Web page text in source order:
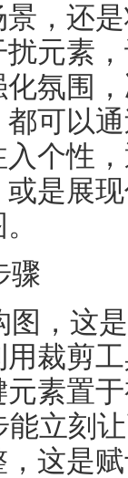
，还
元素
氛围
可以
个性
是展
骤
图，这
裁剪
素置
立刻
这是